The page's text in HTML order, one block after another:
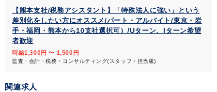
【熊本支社/税務アシスタント】「特殊法人に強い」という
差別化をしたい方にオススメ/パート・アルバイト/東京・岩
手・福岡・熊本から10支社選択可）/Uターン、Iターン希望
者歓迎
時給1,300円 〜 1,500円
監査・会計・税務・コンサルティング(スタッフ・担当級)
関連求人